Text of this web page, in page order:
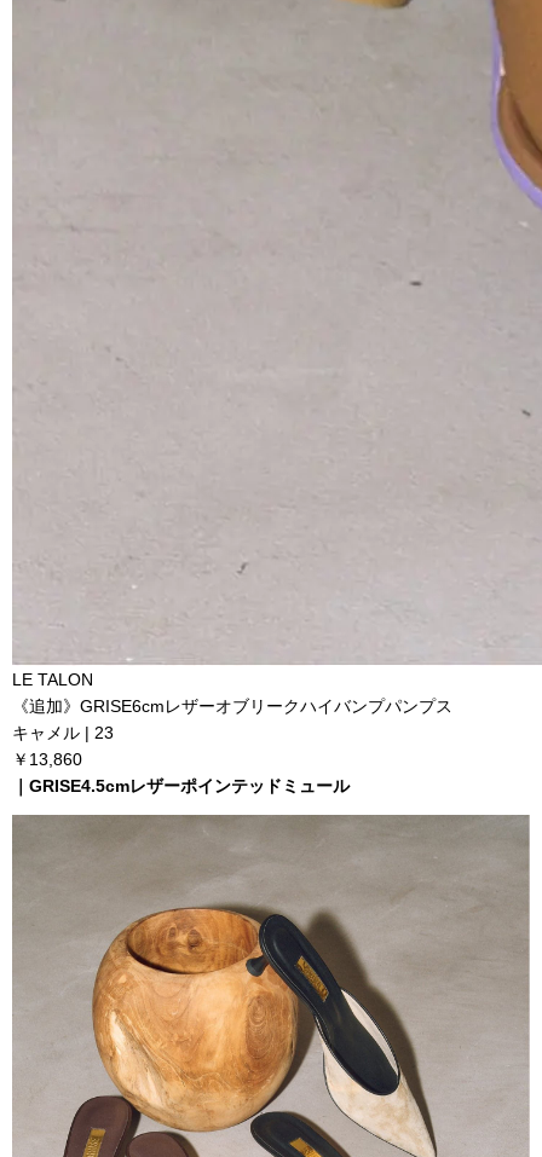
LE TALON
《追加》GRISE6cmレザーオブリークハイバンプパンプス
キャメル | 23
￥13,860
GRISE4.5cmレザーポインテッドミュール